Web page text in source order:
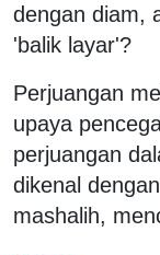
dengan diam,
'balik layar'?
Perjuangan
upaya
perjuangan
dikenal
mashalih,